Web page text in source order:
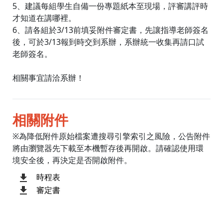
5、建議每組學生自備一份專題紙本至現場，評審講評時
才知道在講哪裡。
6、請各組於3/13前填妥附件審定書，先讓指導老師簽名
後，可於3/13報到時交到系辦，系辦統一收集再請口試
老師簽名。
相關事宜請洽系辦！
相關附件
※為降低附件原始檔案遭搜尋引擎索引之風險，公告附件
將由瀏覽器先下載至本機暫存後再開啟。請確認使用環
境安全後，再決定是否開啟附件。
時程表
審定書